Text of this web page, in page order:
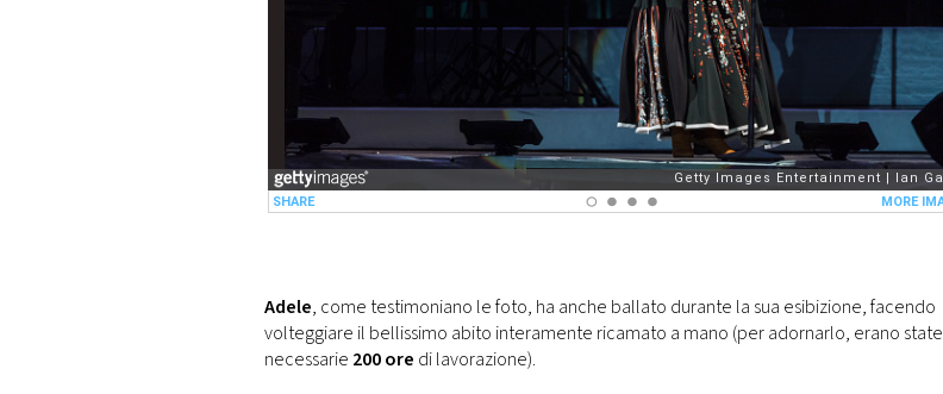
Adele, come testimoniano le foto, ha anche ballato durante la sua esibizione, facendo
volteggiare il bellissimo abito interamente ricamato a mano (per adornarlo, erano state
necessarie 200 ore di lavorazione).